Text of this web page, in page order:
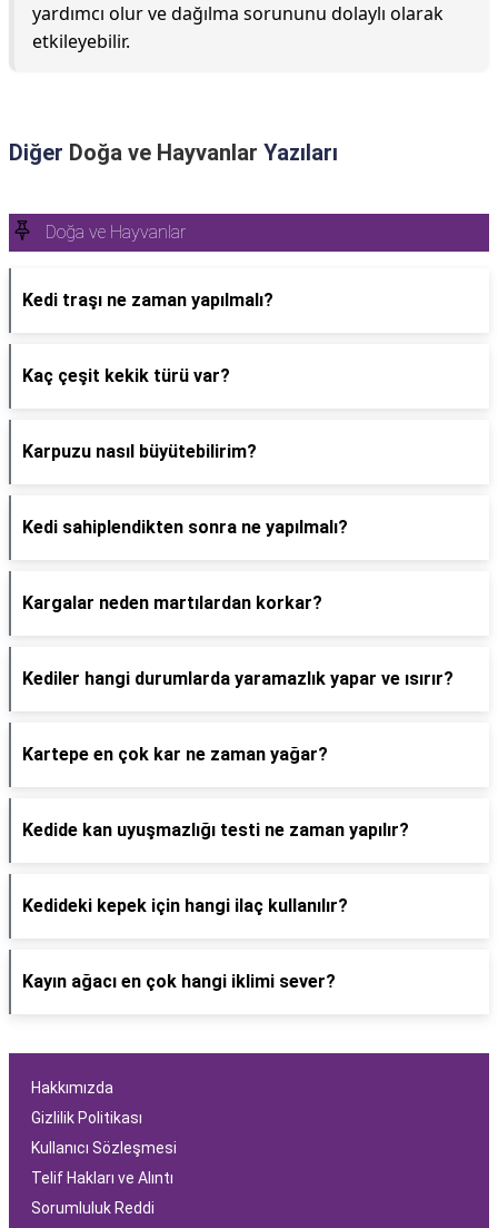
yardımcı olur ve dağılma sorununu dolaylı olarak
etkileyebilir.
Diğer Doğa ve Hayvanlar Yazıları
Doğa ve Hayvanlar
Kedi traşı ne zaman yapılmalı?
Kaç çeşit kekik türü var?
Karpuzu nasıl büyütebilirim?
Kedi sahiplendikten sonra ne yapılmalı?
Kargalar neden martılardan korkar?
Kediler hangi durumlarda yaramazlık yapar ve ısırır?
Kartepe en çok kar ne zaman yağar?
Kedide kan uyuşmazlığı testi ne zaman yapılır?
Kedideki kepek için hangi ilaç kullanılır?
Kayın ağacı en çok hangi iklimi sever?
Hakkımızda
Gizlilik Politikası
Kullanıcı Sözleşmesi
Telif Hakları ve Alıntı
Sorumluluk Reddi